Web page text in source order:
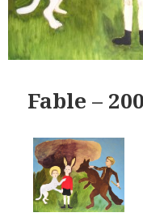
Fable –